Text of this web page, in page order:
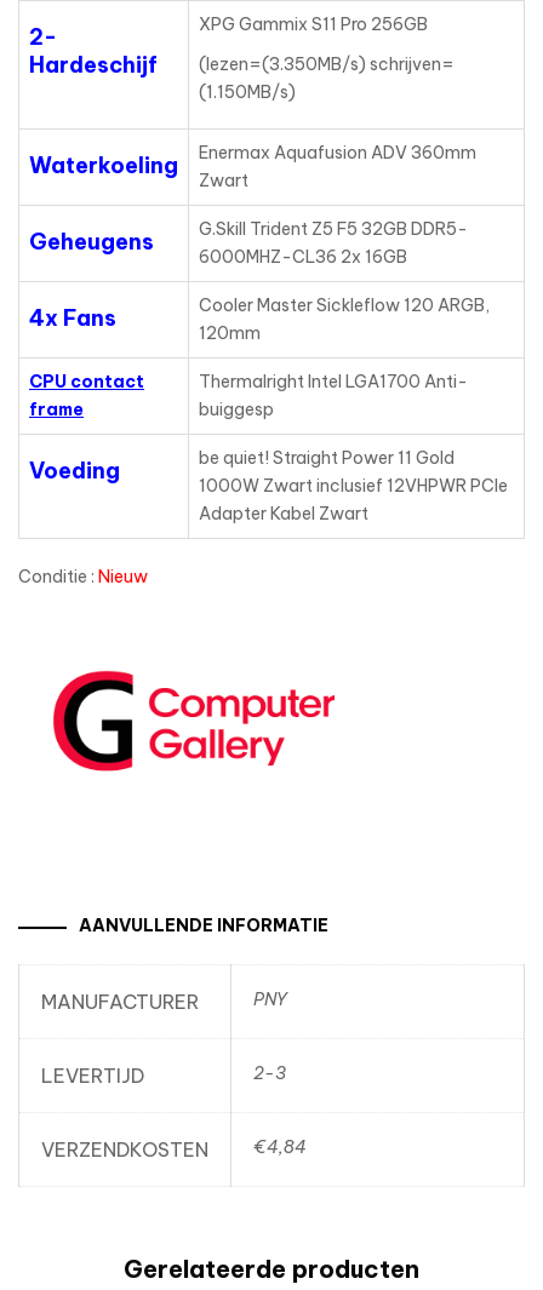
2-
Hardeschijf
XPG Gammix S11 Pro 256GB
(lezen=(3.350MB/s) schrijven=
(1.150MB/s)
Waterkoeling
Enermax Aquafusion ADV 360mm
Zwart
Geheugens
G.Skill Trident Z5 F5 32GB DDR5-
6000MHZ-CL36 2x 16GB
4x Fans
Cooler Master Sickleflow 120 ARGB,
120mm
CPU contact
frame
Thermalright Intel LGA1700 Anti-
buiggesp
Voeding
be quiet! Straight Power 11 Gold
1000W Zwart inclusief 12VHPWR PCIe
Adapter Kabel Zwart
Conditie : Nieuw
AANVULLENDE INFORMATIE
MANUFACTURER PNY
LEVERTIJD 2-3
VERZENDKOSTEN €4,84
Gerelateerde producten